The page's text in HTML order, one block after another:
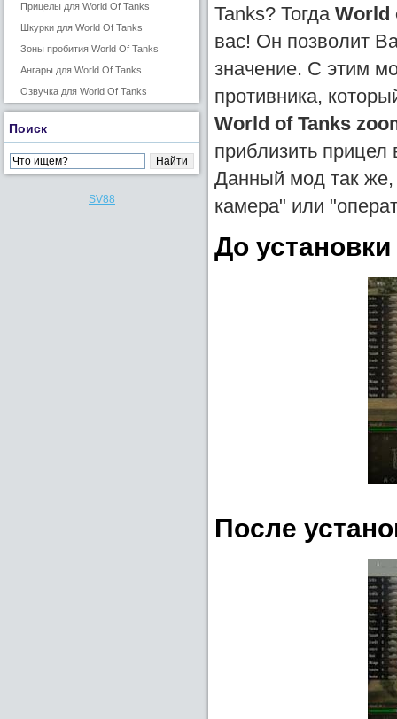
Прицелы для World Of Tanks
Шкурки для World Of Tanks
Зоны пробития World Of Tanks
Ангары для World Of Tanks
Озвучка для World Of Tanks
Поиск
SV88
Tanks? Тогда World
вас! Он позволит
значение. С этим
противника,
World of Tanks
приблизить
Данный мод так же,
камера" или
До
После